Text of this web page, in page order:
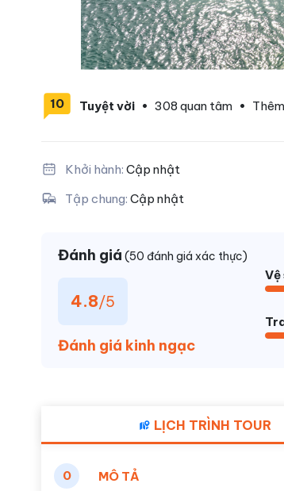
10 Tuyệt vời • 308 quan tâm •
Khởi hành: Cập nhật
Tập chung: Cập nhật
Đánh giá (50 đánh giá xác thực)
4.8/5
Đánh giá kinh ngạc
Vệ
LỊCH TRÌNH TOUR
0 MÔ TẢ